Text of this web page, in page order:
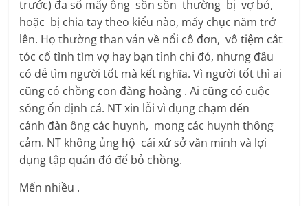
trước) đa số mấy ông sồn sồn thường bị vợ bỏ,
hoặc bị chia tay theo kiểu nào, mấy chục năm trở
lên. Họ thường than vản về nổi cô đơn, vô tiệm cắt
tóc cố tình tìm vợ hay bạn tình chi đó, nhưng đâu
có dễ tìm người tốt mà kết nghĩa. Vì người tốt thì ai
cũng có chồng con đàng hoàng . Ai cũng có cuộc
sống ổn định cả. NT xin lỗi vì đụng chạm đến
cánh đàn ông các huynh, mong các huynh thông
cảm. NT không ủng hộ cái xứ sở văn minh và lợi
dụng tập quán đó để bỏ chồng.
Mến nhiều .